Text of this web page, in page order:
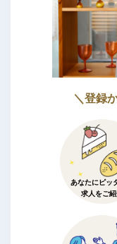
＼登録
あなたにピッ
求人をご